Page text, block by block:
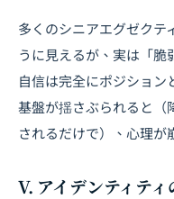
多くのシニアエグゼクテ
うに見えるが、実は「脆
自信は完全にポジショ
基盤が揺さぶられると（
されるだけで）、心理が
V. アイデンティテ